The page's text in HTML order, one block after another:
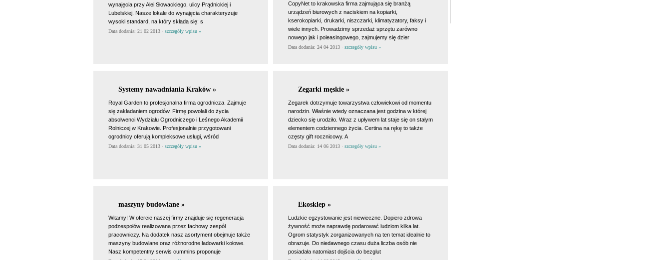
wynajęcia przy Alei Słowackiego, ulicy Prądnickiej i
Lubelskiej. Nasze lokale do wynajęcia charakteryzuje
wysoki standard, na który składa się: s
Data dodania: 21 02 2013 · szczegóły wpisu »
CopyNet to krakowska firma zajmująca się branżą
urządzeń biurowych z naciskiem na kopiarki,
kserokopiarki, drukarki, niszczarki, klimatyzatory, faksy i
wiele innych. Prowadzimy sprzedaż sprzętu zarówno
nowego jak i poleasingowego, zajmujemy się dzier
Data dodania: 24 04 2013 · szczegóły wpisu »
Systemy nawadniania Kraków »
Royal Garden to profesjonalna firma ogrodnicza. Zajmuje
się zakładaniem ogrodów. Firmę powołali do życia
absolwenci Wydziału Ogrodniczego i Leśnego Akademii
Rolniczej w Krakowie. Profesjonalnie przygotowani
ogrodnicy oferują kompleksowe usługi, wśród
Data dodania: 31 05 2013 · szczegóły wpisu »
Zegarki męskie »
Zegarek dotrzymuje towarzystwa człowiekowi od momentu
narodzin. Właśnie wtedy oznaczana jest godzina w której
dziecko się urodziło. Wraz z upływem lat staje się on stałym
elementem codziennego życia. Certina na rękę to także
częsty gift rocznicowy. A
Data dodania: 14 06 2013 · szczegóły wpisu »
maszyny budowlane »
Witamy! W ofercie naszej firmy znajduje się regeneracja
podzespołów realizowana przez fachowy zespół
pracowniczy. Na dodatek nasz asortyment obejmuje także
maszyny budowlane oraz różnorodne ładowarki kołowe.
Nasz kompetentny serwis cummins proponuje
Ekosklep »
Ludzkie egzystowanie jest niewieczne. Dopiero zdrowa
żywność może naprawdę podarować ludziom kilka lat.
Ogrom statystyk zorganizowanych na ten temat idealnie to
obrazuje. Do niedawnego czasu duża liczba osób nie
posiadała natomiast dojścia do bezglut